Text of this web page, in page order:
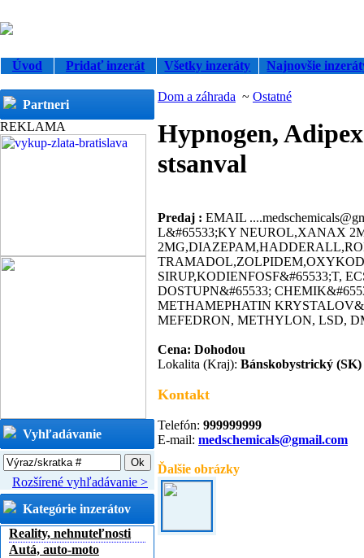
Úvod Pridať inzerát Všetky inzeráty Najnovšie
Partneri
REKLAMA
Vyhľadávanie
Rozšírené vyhľadávanie >
Kategórie inzerátov
Reality, nehnuteľnosti
Autá, auto-moto
Dom a záhrada ~ Ostatné
Hypnogen,
stsanval
Predaj : EMAIL
L&#65533;KY NEUROL,XANAX
SIRUP,KODIENFOSF&#65533;T,
DOSTUPN&#65533;
METHAMEPHATIN
MEFEDRON, METHYLON, LSD,
Cena: Dohodou
Lokalita (Kraj): Bánskobystrický (SK)
Kontakt
Telefón: 999999999
E-mail: medschemicals@gmail.com
Ďalšie obrázky